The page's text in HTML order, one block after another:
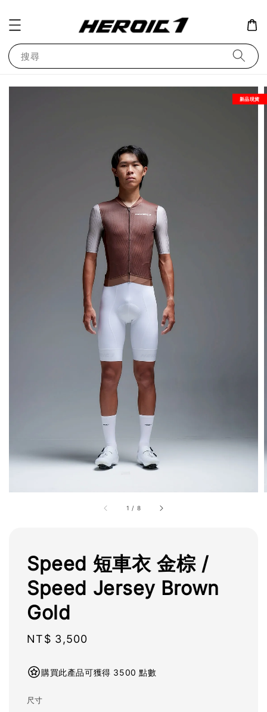
搜尋
1 / 8
新品現貨
Speed 短車衣 金棕 /
Speed Jersey Brown
Gold
Regular
NT$ 3,500
購買此產品可獲得 3500 點數
尺寸